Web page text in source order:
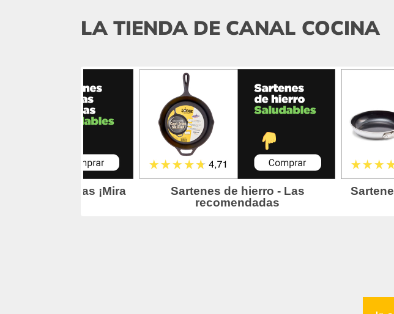
LA TIENDA DE CANAL COCINA